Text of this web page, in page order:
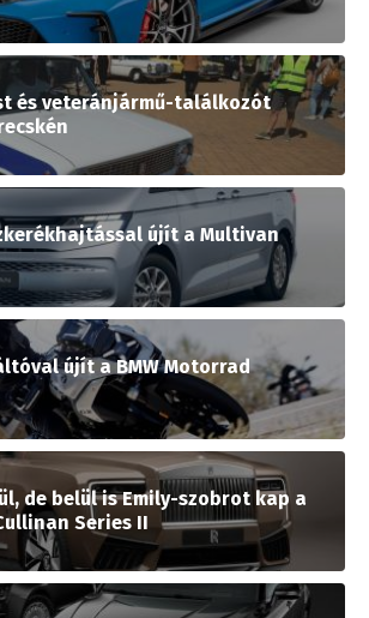
és veteránjármű-találkozót
újít a Multivan
újít a BMW Motorrad
de belül is Emily-szobrot kap a
Series II